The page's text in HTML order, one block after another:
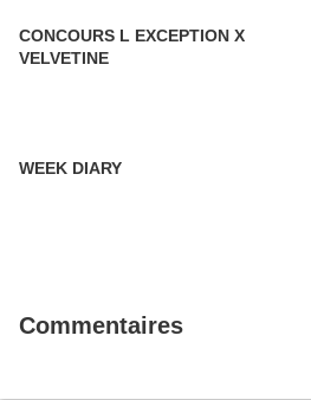
CONCOURS L EXCEPTION X
VELVETINE
WEEK DIARY
Commentaires